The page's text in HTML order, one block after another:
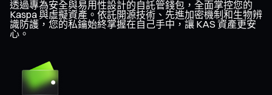
透過專為安全與易用性設計的自託管錢包，全面掌控您的
Kaspa 與虛擬資產。依託開源技術、先進加密機制和生物辨
識防護，您的私鑰始終掌握在自己手中，讓 KAS 資產更安
心。